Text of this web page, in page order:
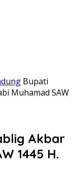
Bupati
Muhamad SAW
Akbar
1445 H.